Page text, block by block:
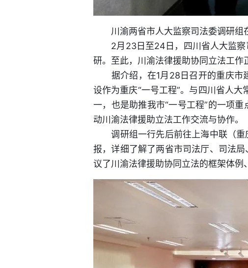
川渝两省市人大监察司法委调研组
2月23日至24日，四川省人大监察
研。至此，川渝法律援助协同立法工作
据介绍，在1月28日召开的重庆市
设作为重庆“一号工程”。与四川省人
一，也是助推我市“一号工程”的一项
动川渝法律援助立法工作交流与协作。
调研组一行先后前往上海中联（重
报，详细了解了两省市司法厅、司法
议了川渝法律援助协同立法的框架体例